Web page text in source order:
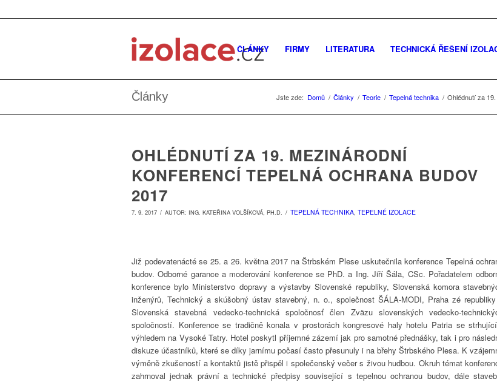
ČLÁNKY FIRMY LITERATURA TECHNICKÁ ŘEŠENÍ
Články Jste zde: Domů / Články / Teorie / Tepelná technika / Ohlédnutí za
OHLÉDNUTÍ ZA 19. MEZINÁRODNÍ
KONFERENCÍ TEPELNÁ OCHRANA BUDOV
2017
7. 9. 2017 / AUTOR: ING. KATEŘINA VOLŠÍKOVÁ, PH.D. / TEPELNÁ TECHNIKA, TEPELNÉ IZOLACE
Již podevatenácté se 25. a 26. května 2017 na Štrbském Plese uskutečnila konference Tepelná
budov. Odborné garance a moderování konference se PhD. a Ing. Jiří Šála, CSc. Pořadatelem
konference bylo Ministerstvo dopravy a výstavby Slovenské republiky, Slovenská komora
inženýrů, Technický a skúšobný ústav stavebný, n. o., společnost ŠÁLA-MODI, Praha zé
Slovenská stavebná vedecko-technická spoločnosť člen Zväzu slovenských vedecko-
spoločností. Konference se tradičně konala v prostorách kongresové haly hotelu Patria se
výhledem na Vysoké Tatry. Hotel poskytl příjemné zázemí jak pro samotné přednášky, tak i pro
diskuze účastníků, které se díky jarnímu počasí často přesunuly i na břehy Štrbského Plesa. K
výměně zkušeností a kontaktů jistě přispěl i společenský večer s živou hudbou. Okruh témat
zahrnoval jednak právní a technické předpisy související s tepelnou ochranou budov, dále